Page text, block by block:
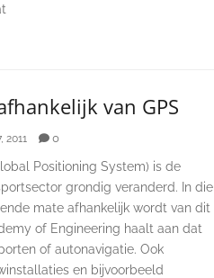
van GPS
2011 0
Positioning System) is de
grondig veranderd. In die
mate afhankelijk wordt van dit
of Engineering haalt aan dat
of autonavigatie. Ook
en bijvoorbeeld